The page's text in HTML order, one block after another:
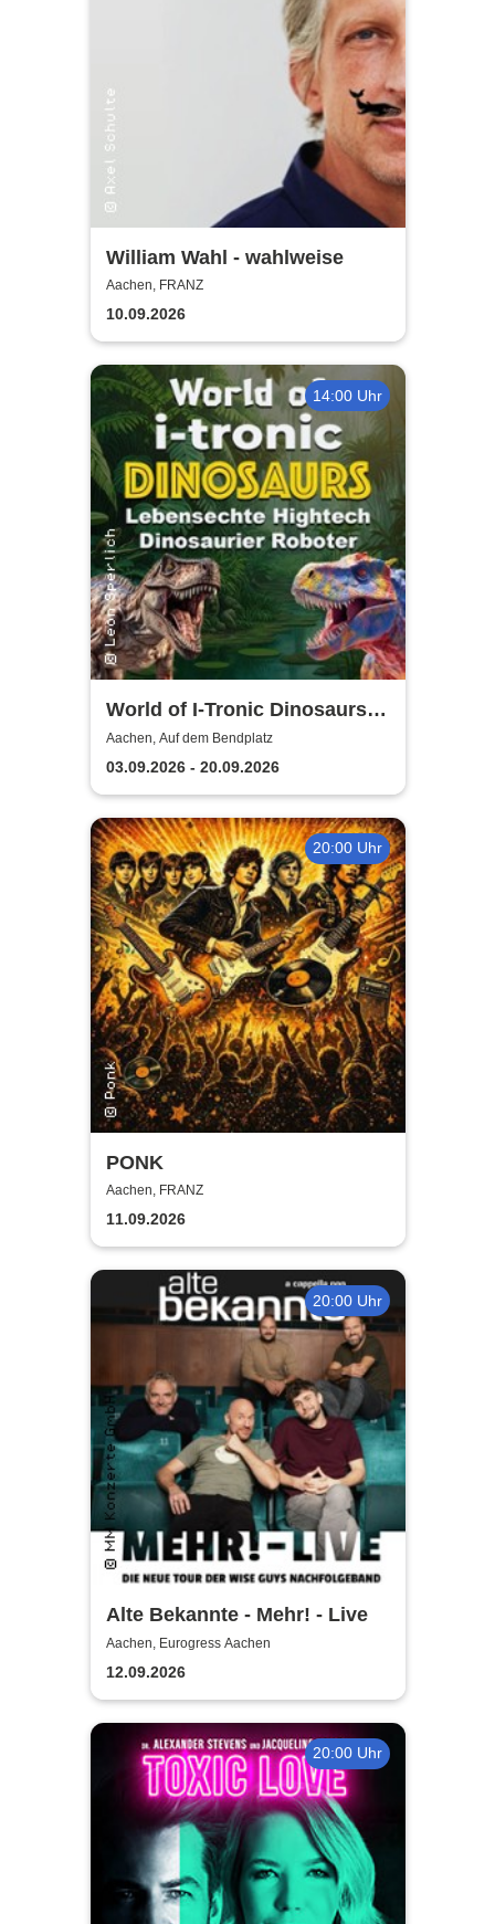
William Wahl - wahlweise
Aachen, FRANZ
10.09.2026
14:00 Uhr
World of I-Tronic Dinosaurs -
Aachen
Aachen, Auf dem Bendplatz
03.09.2026 - 20.09.2026
20:00 Uhr
PONK
Aachen, FRANZ
11.09.2026
20:00 Uhr
Alte Bekannte - Mehr! - Live
Aachen, Eurogress Aachen
12.09.2026
20:00 Uhr